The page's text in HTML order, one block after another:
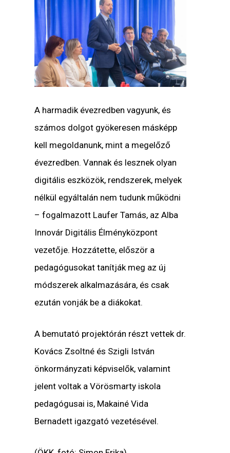
A harmadik évezredben vagyunk, és
számos dolgot gyökeresen másképp
kell megoldanunk, mint a megelőző
évezredben. Vannak és lesznek olyan
digitális eszközök, rendszerek, melyek
nélkül egyáltalán nem tudunk működni
– fogalmazott Laufer Tamás, az Alba
Innovár Digitális Élményközpont
vezetője. Hozzátette, először a
pedagógusokat tanítják meg az új
módszerek alkalmazására, és csak
ezután vonják be a diákokat.
A bemutató projektórán részt vettek dr.
Kovács Zsoltné és Szigli István
önkormányzati képviselők, valamint
jelent voltak a Vörösmarty iskola
pedagógusai is, Makainé Vida
Bernadett igazgató vezetésével.